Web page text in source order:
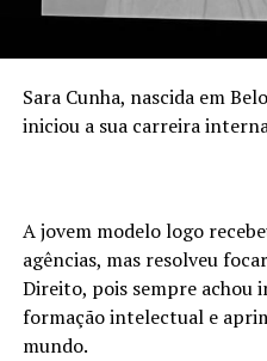
Sara Cunha, nascida em
iniciou a sua carreira
A jovem modelo logo
agências, mas resolveu
Direito, pois sempre achou
formação intelectual e
mundo.